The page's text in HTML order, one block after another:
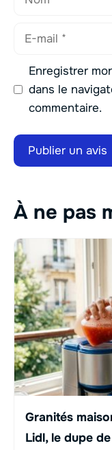
Enregistrer
dans le
commentaire.
À ne pas
Granités
Lidl, le dupe